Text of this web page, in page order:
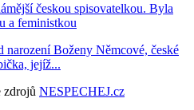
českou spisovatelkou. Byla
a feministkou
Boženy Němcové, české
jejíž...
zdrojů NESPECHEJ.cz